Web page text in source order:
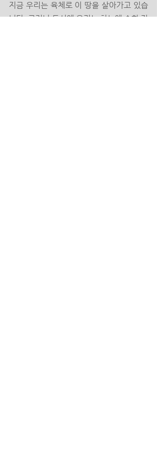
지금 우리는 육체로 이 땅을 살아가고 있습
니다. 그러나 동시에 우리는 하늘에 속한 자